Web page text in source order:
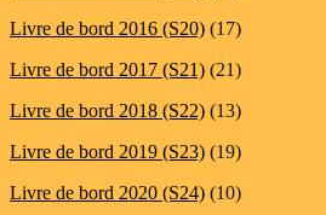
Livre de bord 2016 (S20) (17)
Livre de bord 2017 (S21) (21)
Livre de bord 2018 (S22) (13)
Livre de bord 2019 (S23) (19)
Livre de bord 2020 (S24) (10)